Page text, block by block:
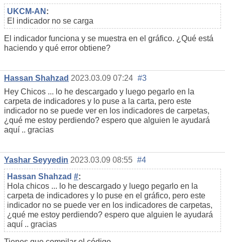
UKCM-AN :
El indicador no se carga
El indicador funciona y se muestra en el gráfico. ¿Qué está
haciendo y qué error obtiene?
Hassan Shahzad 2023.03.09 07:24 #3
Hey Chicos ... lo he descargado y luego pegarlo en la
carpeta de indicadores y lo puse a la carta, pero este
indicador no se puede ver en los indicadores de carpetas,
¿qué me estoy perdiendo? espero que alguien le ayudará
aquí .. gracias
Yashar Seyyedin 2023.03.09 08:55 #4
Hassan Shahzad #:
Hola chicos ... lo he descargado y luego pegarlo en la
carpeta de indicadores y lo puse en el gráfico, pero este
indicador no se puede ver en los indicadores de carpetas,
¿qué me estoy perdiendo? espero que alguien le ayudará
aquí .. gracias